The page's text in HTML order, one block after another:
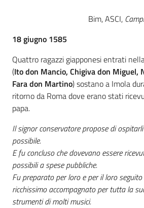
per
lettura
Seguici
Bim, ASCI,
18 giugno 1585
Quattro ragazzi giapponesi entrati
(Ito don Mancio, Chigiva don Miguel,
Fara don Martino) sostano a Imola
ritorno da Roma dove erano stati
papa.
Il signor conservatore propose di
possibile.
E fu concluso che dovevano essere
possibili a spese pubbliche.
Fu preparato per loro e per il loro
ricchissimo accompagnato per tutta la
strumenti di molti musici.